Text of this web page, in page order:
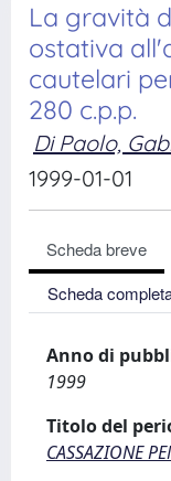
La gravità
ostativa
cautelari
280 c.p.p.
Di Paolo,
1999-01-01
Scheda breve
Scheda
Anno di
1999
Titolo del
CASSAZIONE